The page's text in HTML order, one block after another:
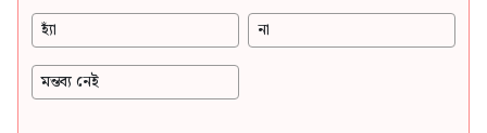
হ্যাঁ না
মন্তব্য নেই